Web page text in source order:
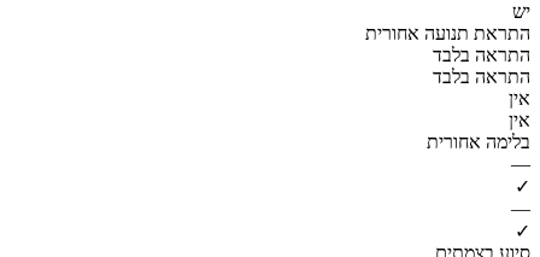
יש
התראת תנועה אחורית
התראה בלבד
התראה בלבד
אין
אין
בלימה אחורית
—
✓
—
✓
סיוע בצמתים